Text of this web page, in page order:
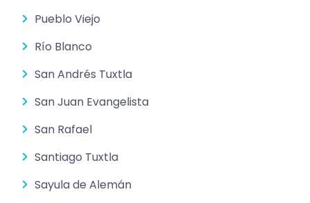
Pueblo Viejo
Río Blanco
San Andrés Tuxtla
San Juan Evangelista
San Rafael
Santiago Tuxtla
Sayula de Alemán